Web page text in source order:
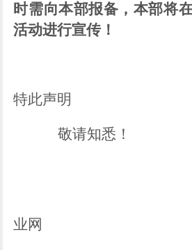
时需向本部报备，本部将
活动进行宣传！
特此声明
敬请知悉！
业网